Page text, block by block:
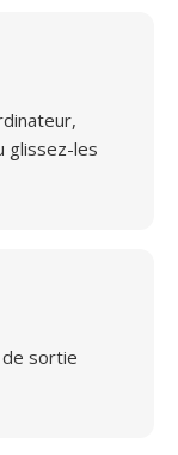
glissez-les
sortie